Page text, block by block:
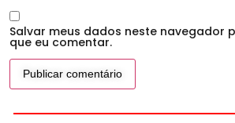
Salvar meus dados neste navegador
que eu comentar.